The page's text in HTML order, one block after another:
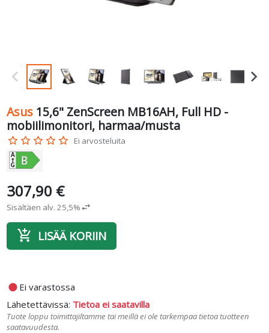
Asus 15,6" ZenScreen MB16AH, Full HD -
mobiilimonitori, harmaa/musta
star_border star_border star_border star_border star_border Ei arvosteluita
307,90 €
Sisältäen alv. 25,5%swap_horiz
add_shopping_cart LISÄÄ KORIIN
fiber_manual_record Ei varastossa
Lähetettävissä: Tietoa ei saatavilla
Tuote loppu toimittajiltamme tai meillä ei ole tarkempaa tietoa tuotteen
saatavuudesta.